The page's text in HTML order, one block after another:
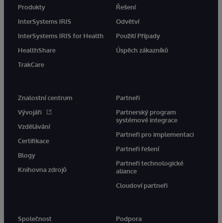
Produkty
InterSystems IRIS
InterSystems IRIS for Health
HealthShare
TrakCare
Řešení
Odvětví
Použití Případy
Úspěch zákazníků
Znalostní centrum
Vývojáři
Vzdělávání
Certifikace
Blogy
Knihovna zdrojů
Partneři
Partnerský program
systémové integrace
Partneři pro implementaci
Partneři řešení
Partneři technologické
aliance
Cloudoví partneři
Společnost Podpora